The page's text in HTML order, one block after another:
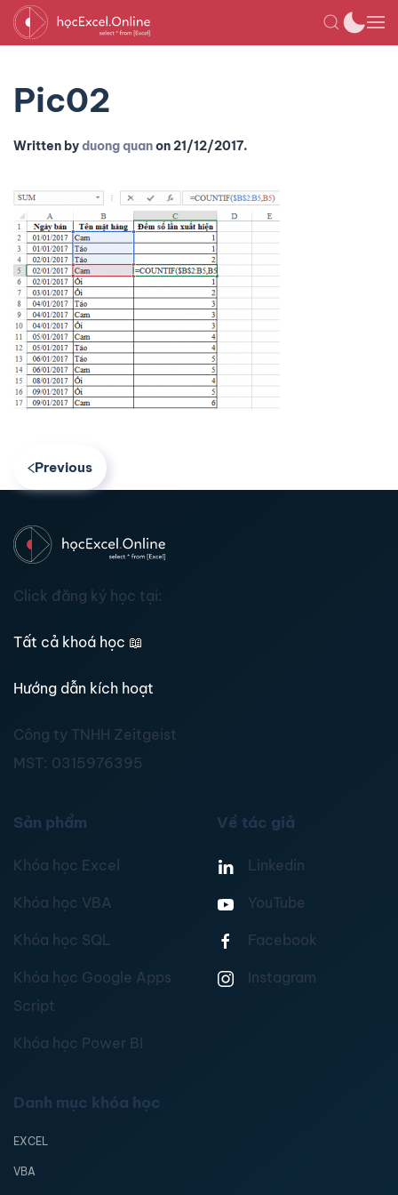
Pic02
Written byduong quanon21/12/2017.
Previous
Click đăng ký học tại:
Tất cả khoá học 📖
Hướng dẫn kích hoạt
Công ty TNHH Zeitgeist
MST: 0315976395
Sản phẩm
Khóa học Excel
Khóa học VBA
Khóa học SQL
Khóa học Google Apps
Script
Khóa học Power BI
Về tác giả
Linkedin
YouTube
Facebook
Instagram
Danh mục khóa học
EXCEL
VBA